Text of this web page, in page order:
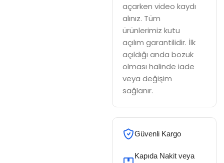
açarken video kaydı
alınız. Tüm
ürünlerimiz kutu
açılım garantilidir. İlk
açıldığı anda bozuk
olması halinde iade
veya değişim
sağlanır.
Güvenli Kargo
Kapıda Nakit veya